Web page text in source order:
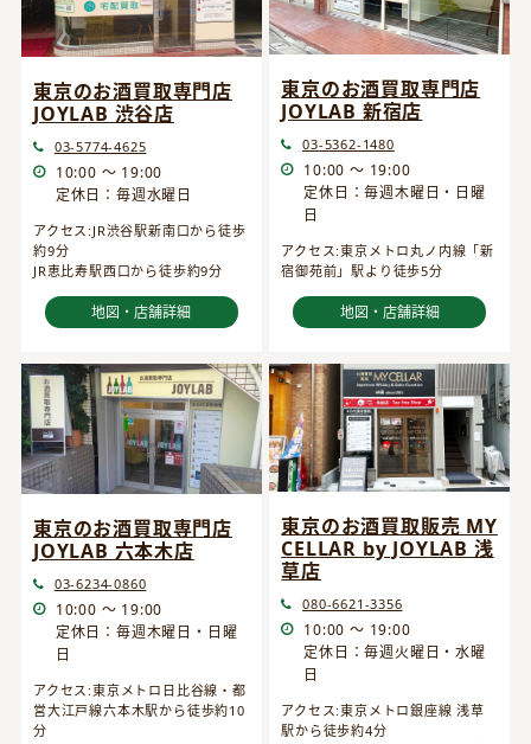
東京のお酒買取専門店
JOYLAB 渋谷店
03-5774-4625
10:00 ～ 19:00
定休日：毎週水曜日
アクセス:JR渋谷駅新南口から徒歩
約9分
JR恵比寿駅西口から徒歩約9分
地図・店舗詳細
東京のお酒買取専門店
JOYLAB 新宿店
03-5362-1480
10:00 ～ 19:00
定休日：毎週木曜日・日曜
日
アクセス:東京メトロ丸ノ内線「新
宿御苑前」駅より徒歩5分
地図・店舗詳細
東京のお酒買取専門店
JOYLAB 六本木店
03-6234-0860
10:00 ～ 19:00
定休日：毎週木曜日・日曜
日
アクセス:東京メトロ日比谷線・都
営大江戸線六本木駅から徒歩約10
分
東京のお酒買取販売 MY
CELLAR by JOYLAB 浅
草店
080-6621-3356
10:00 ～ 19:00
定休日：毎週火曜日・水曜
日
アクセス:東京メトロ銀座線 浅草
駅から徒歩約4分